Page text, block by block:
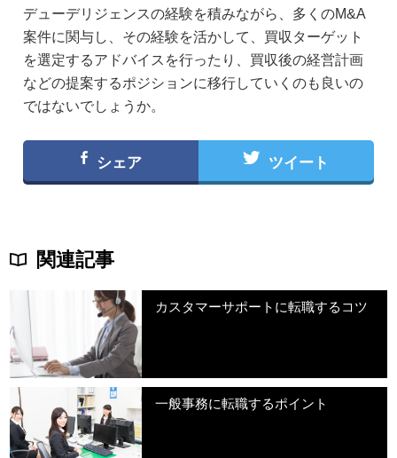
デューデリジェンスの経験を積みながら、多くのM&A
案件に関与し、その経験を活かして、買収ターゲット
を選定するアドバイスを行ったり、買収後の経営計画
などの提案するポジションに移行していくのも良いの
ではないでしょうか。
シェア ツイート
関連記事
カスタマーサポートに転職するコツ
一般事務に転職するポイント